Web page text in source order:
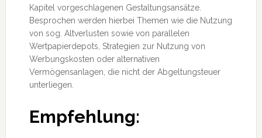
Kapitel vorgeschlagenen Gestaltungsansätze.
Besprochen werden hierbei Themen wie die Nutzung
von sog. Altverlusten sowie von parallelen
Wertpapierdepots, Strategien zur Nutzung von
Werbungskosten oder alternativen
Vermögensanlagen, die nicht der Abgeltungsteuer
unterliegen.
Empfehlung: